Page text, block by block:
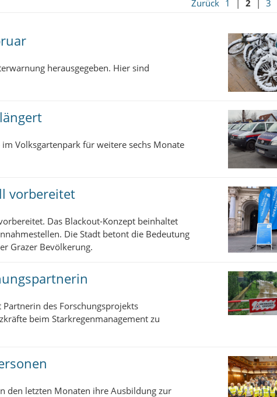
Zurück 1 | 2 | 3
herausgegeben. Hier sind
Volksgartenpark für weitere sechs Monate
vorbereitet
Das Blackout-Konzept beinhaltet
Die Stadt betont die Bedeutung
Grazer Bevölkerung.
des Forschungsprojekts
beim Starkregenmanagement zu
den letzten Monaten ihre Ausbildung zur